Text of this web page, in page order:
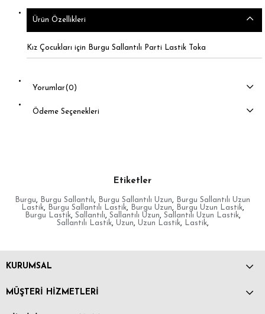
Ürün Özellikleri
Kız Çocukları için Burgu Sallantılı Parti Lastik Toka
Yorumlar(0)
Ödeme Seçenekleri
Etiketler
Burgu, Burgu Sallantılı, Burgu Sallantılı Uzun,
Burgu Sallantılı Uzun
Lastik, Burgu Sallantılı Lastik, Burgu Uzun, Burgu Uzun Lastik,
Burgu Lastik, Sallantılı, Sallantılı Uzun, Sallantılı Uzun Lastik,
Sallantılı Lastik, Uzun, Uzun Lastik, Lastik,
KURUMSAL
MÜŞTERİ HİZMETLERİ